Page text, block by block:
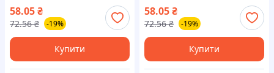
58.05₴
72.56 ₴ -19%
Купити
58.05₴
72.56 ₴ -19%
Купити